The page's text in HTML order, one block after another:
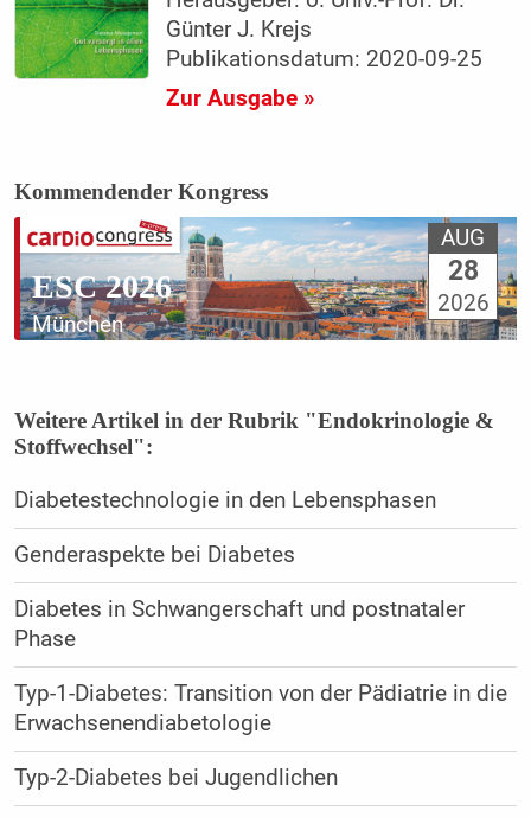
Günter J. Krejs
Publikationsdatum: 2020-09-25
Zur Ausgabe »
Kommendender Kongress
ESC 2026
München
AUG
28
2026
Weitere Artikel in der Rubrik "Endokrinologie &
Stoffwechsel":
Diabetestechnologie in den Lebensphasen
Genderaspekte bei Diabetes
Diabetes in Schwangerschaft und postnataler
Phase
Typ-1-Diabetes: Transition von der Pädiatrie in die
Erwachsenendiabetologie
Typ-2-Diabetes bei Jugendlichen